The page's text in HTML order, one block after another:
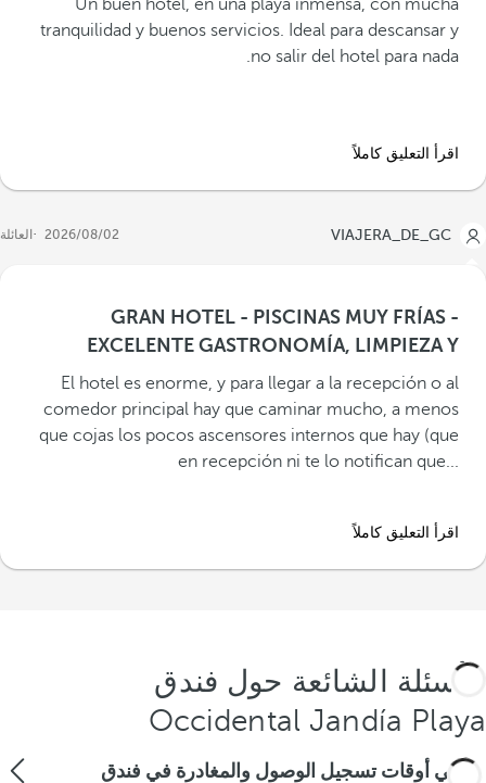
tranquilidad y buenos servicios. Ideal para descansar y
no salir del hotel para nada.
اقرأ التعليق كاملاً
VIAJERA_DE_GC
02‏/08‏/2026 العائلة
GRAN HOTEL - PISCINAS MUY FRÍAS -
EXCELENTE GASTRONOMÍA, LIMPIEZA Y
AMABILIDAD
‪El hotel es enorme, y para llegar a la recepción o al
comedor principal hay que caminar mucho, a menos
que cojas los pocos ascensores internos que hay (que
en recepción ni te lo notifican que...‬
اقرأ التعليق كاملاً
الأسئلة الشائعة حول فندق
Occidental Jandía Playa
ما هي أوقات تسجيل الوصول والمغادرة في فندق